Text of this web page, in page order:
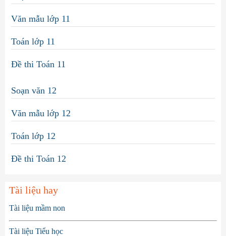
Văn mẫu lớp 11
Toán lớp 11
Đề thi Toán 11
Soạn văn 12
Văn mẫu lớp 12
Toán lớp 12
Đề thi Toán 12
Tài liệu hay
Tài liệu mầm non
Tài liệu Tiểu học